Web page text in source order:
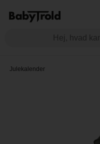
Julekalender